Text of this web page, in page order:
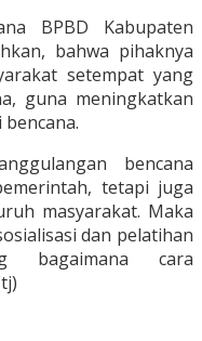
BPBD Kabupaten
bahwa pihaknya
setempat yang
guna meningkatkan
bencana
tetapi juga
masyarakat. Maka
dan pelatihan
bagaimana cara